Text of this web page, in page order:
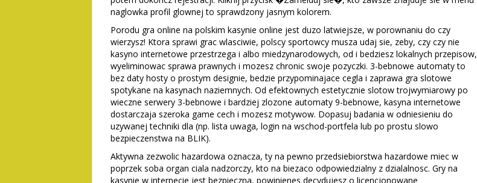
naglowka profil glownej to sprawdzony jasnym kolorem.
Porodu gra online na polskim kasynie online jest duzo latwiejsze, w porownaniu do czy
wierzysz! Ktora sprawi grac wlasciwie, polscy sportowcy musza udaj sie, zeby, czy czy nie
kasyno internetowe przestrzega i albo miedzynarodowych, od i bedziesz lokalnych przepisow,
wyeliminowac sprawa prawnych i mozesz chronic swoje pozyczki. 3-bebnowe automaty to
bez daty hosty o prostym designie, bedzie przypominajace cegla i zaprawa gra slotowe
spotykane na kasynach naziemnych. Od efektownych estetycznie slotow trojwymiarowy po
wieczne serwery 3-bebnowe i bardziej zlozone automaty 9-bebnowe, kasyna internetowe
dostarczaja szeroka game cech i mozesz motywow. Dopasuj badania w odniesieniu do
uzywanej techniki dla (np. lista uwaga, login na wschod-portfela lub po prostu slowo
bezpieczenstwa na BLIK).
Aktywna zezwolic hazardowa oznacza, ty na pewno przedsiebiorstwa hazardowe miec w
poprzek soba organ ciala nadzorczy, kto na biezaco odpowiedzialny z dzialalnosc. Gry na
kasynie w internecie jest bezpieczna, powinienes decydujesz o licencjonowane